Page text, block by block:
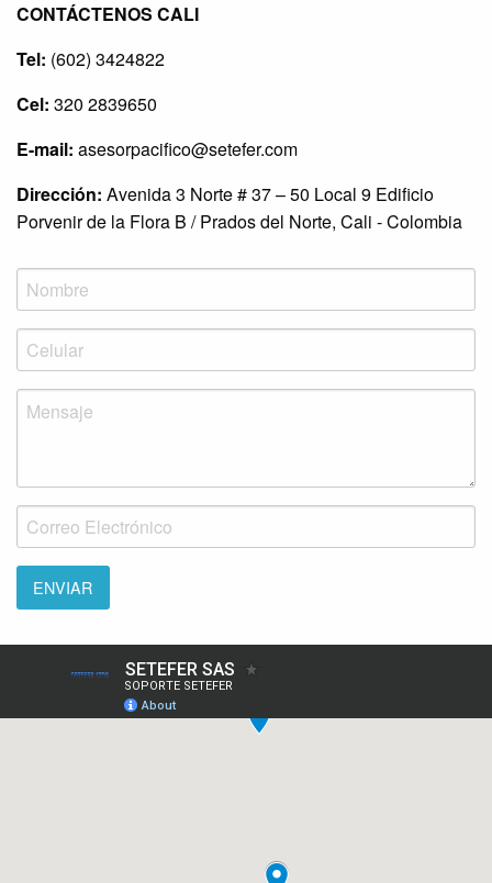
CONTÁCTENOS CALI
Tel: (602) 3424822
Cel: 320 2839650
E-mail: asesorpacifico@setefer.com
Dirección: Avenida 3 Norte # 37 – 50 Local 9 Edificio
Porvenir de la Flora B / Prados del Norte, Cali - Colombia